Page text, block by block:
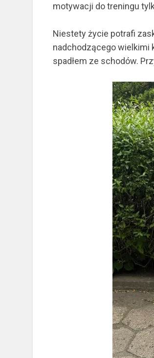
motywacji do treningu
Niestety życie potrafi
nadchodzącego wielkimi
spadłem ze schodów.